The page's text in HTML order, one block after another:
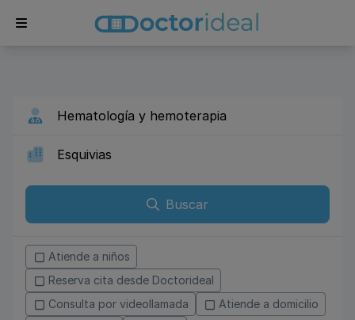
Buscar
Atiende a niños
Reserva cita desde Doctorideal
Consulta por videollamada
Atiende a domicilio